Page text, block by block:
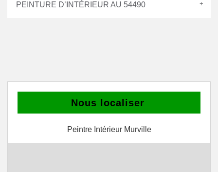
PEINTURE D’INTÉRIEUR AU 54490
Nous localiser
Peintre Intérieur Murville